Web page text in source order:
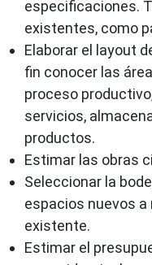
especificaciones.
existentes, como
Elaborar el layout
fin conocer las
proceso
servicios,
productos.
Estimar las obras
Seleccionar la
espacios nuevos a
existente.
Estimar el